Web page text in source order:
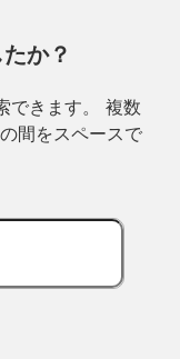
か？
できます。 複数
間をスペースで